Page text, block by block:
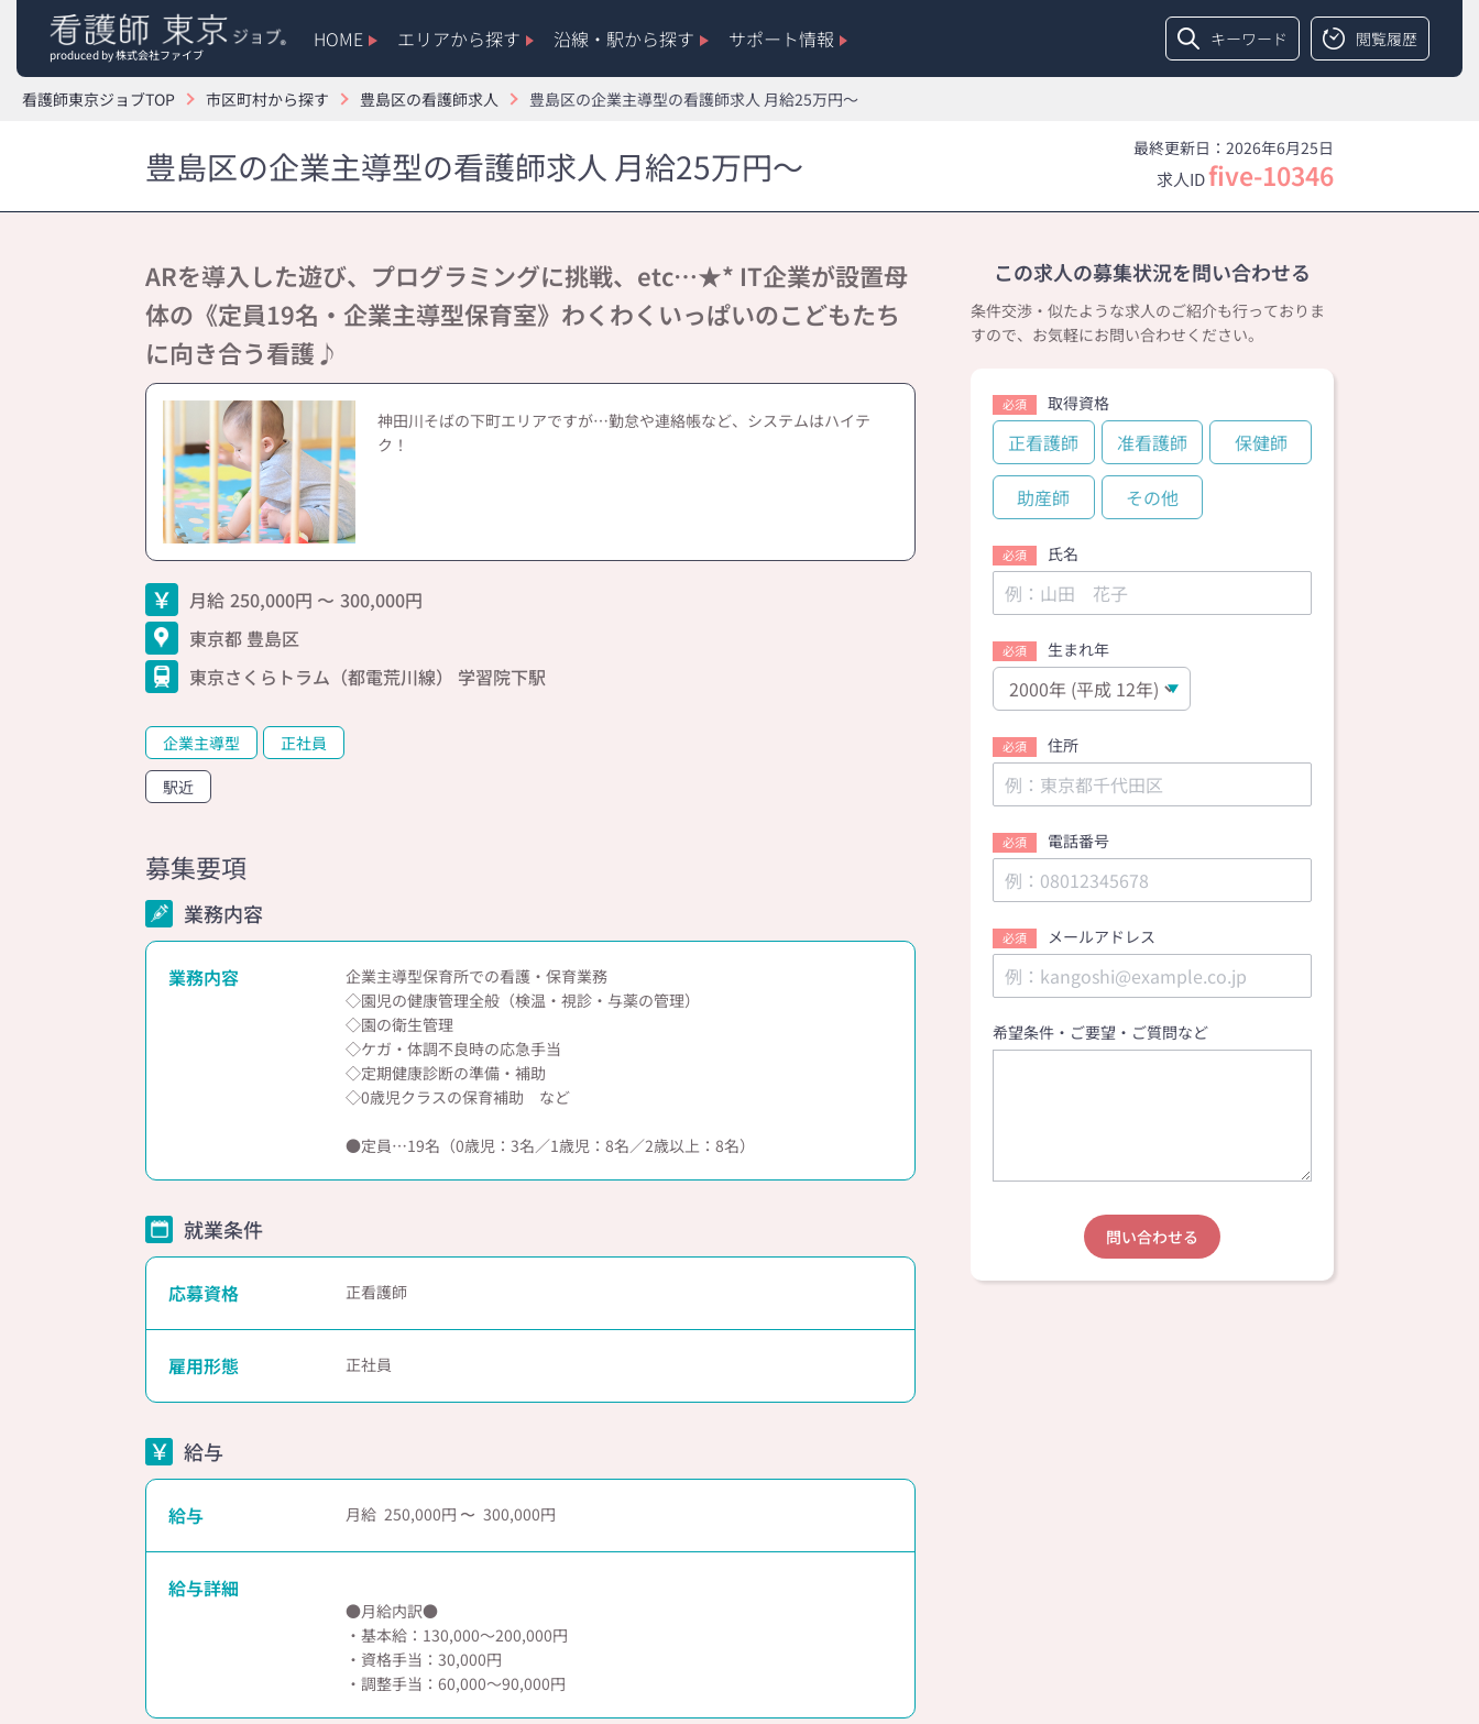
produced by 株式会社ファイブ
キーワード 閲覧履歴
HOME エリアから探す 沿線・駅から探す サポート情報
看護師東京ジョブTOP 市区町村から探す 豊島区の看護師求人 豊島区の企業主導型の看護師求人 月給25万円～
最終更新日：2026年6月25日
求人IDfive-10346
豊島区の企業主導型の看護師求人 月給25万円～
ARを導入した遊び、プログラミングに挑戦、etc…★* IT企業が設置母
体の《定員19名・企業主導型保育室》わくわくいっぱいのこどもたち
に向き合う看護♪
神田川そばの下町エリアですが…勤怠や連絡帳など、システムはハイテ
ク！
月給 250,000
300,000
東京都 豊島区
東京さくらトラム（都電荒川線） 学習院下駅
企業主導型
正社員
駅近
募集要項
業務内容
業務内容
企業主導型保育所での看護・保育業務
◇園児の健康管理全般（検温・視診・与薬の管理）
◇園の衛生管理
◇ケガ・体調不良時の応急手当
◇定期健康診断の準備・補助
◇0歳児クラスの保育補助 など
●定員…19名（0歳児：3名／1歳児：8名／2歳以上：8名）
就業条件
応募資格 正看護師
雇用形態 正社員
給与
給与 月給 250,000 300,000
給与詳細
●月給内訳●
・基本給：130,000～200,000円
・資格手当：30,000円
・調整手当：60,000～90,000円
この求人の募集状況を問い合わせる
条件交渉・似たような求人のご紹介も行っておりま
すので、お気軽にお問い合わせください。
必須 取得資格
正看護師 准看護師 保健師
助産師 その他
必須 氏名
必須 生まれ年
必須 住所
必須 電話番号
必須 メールアドレス
希望条件・ご要望・ご質問など
問い合わせる